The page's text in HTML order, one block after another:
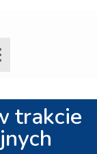
trakcie